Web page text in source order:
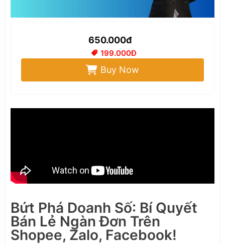
650.000đ
199.000Đ
Buy Now
Bứt Phá Doanh Số: Bí Quyết
Bán Lẻ Ngàn Đơn Trên
Shopee, Zalo, Facebook!